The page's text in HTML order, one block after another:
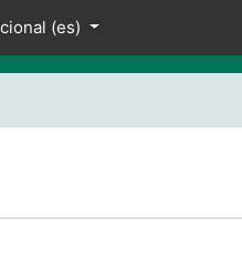
‎(es)‎